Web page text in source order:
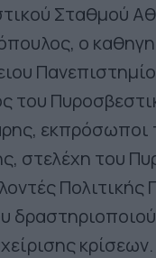
Σταθμού
ο
του
εκπρόσωποι
στελέχη του
Πολιτικής
κρίσεων.